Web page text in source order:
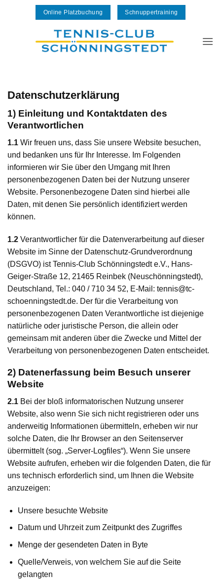
Online Platzbuchung Schnuppertraining
Datenschutzerklärung
1) Einleitung und Kontaktdaten des
Verantwortlichen
1.1 Wir freuen uns, dass Sie unsere Website besuchen,
und bedanken uns für Ihr Interesse. Im Folgenden
informieren wir Sie über den Umgang mit Ihren
personenbezogenen Daten bei der Nutzung unserer
Website. Personenbezogene Daten sind hierbei alle
Daten, mit denen Sie persönlich identifiziert werden
können.
1.2 Verantwortlicher für die Datenverarbeitung auf dieser
Website im Sinne der Datenschutz-Grundverordnung
(DSGVO) ist Tennis-Club Schönningstedt e.V., Hans-
Geiger-Straße 12, 21465 Reinbek (Neuschönningstedt),
Deutschland, Tel.: 040 / 710 34 52, E-Mail: tennis@tc-
schoenningstedt.de. Der für die Verarbeitung von
personenbezogenen Daten Verantwortliche ist diejenige
natürliche oder juristische Person, die allein oder
gemeinsam mit anderen über die Zwecke und Mittel der
Verarbeitung von personenbezogenen Daten entscheidet.
2) Datenerfassung beim Besuch unserer
Website
2.1 Bei der bloß informatorischen Nutzung unserer
Website, also wenn Sie sich nicht registrieren oder uns
anderweitig Informationen übermitteln, erheben wir nur
solche Daten, die Ihr Browser an den Seitenserver
übermittelt (sog. „Server-Logfiles“). Wenn Sie unsere
Website aufrufen, erheben wir die folgenden Daten, die für
uns technisch erforderlich sind, um Ihnen die Website
anzuzeigen:
Unsere besuchte Website
Datum und Uhrzeit zum Zeitpunkt des Zugriffes
Menge der gesendeten Daten in Byte
Quelle/Verweis, von welchem Sie auf die Seite
gelangten